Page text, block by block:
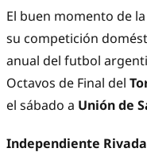
El buen momento de
su competición
anual del futbol
Octavos de Final del
el sábado a Unión de
Independiente